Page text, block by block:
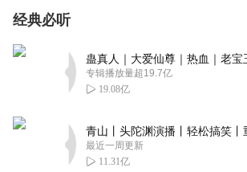
经典必听
专辑播放量超19.7亿
19.08亿
最近一周更新
11.31亿